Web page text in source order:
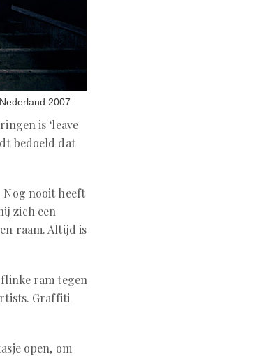
2007
is ‘leave
bedoeld dat
Nog nooit heeft
zich een
raam. Altijd is
ram tegen
Graffiti
open, om